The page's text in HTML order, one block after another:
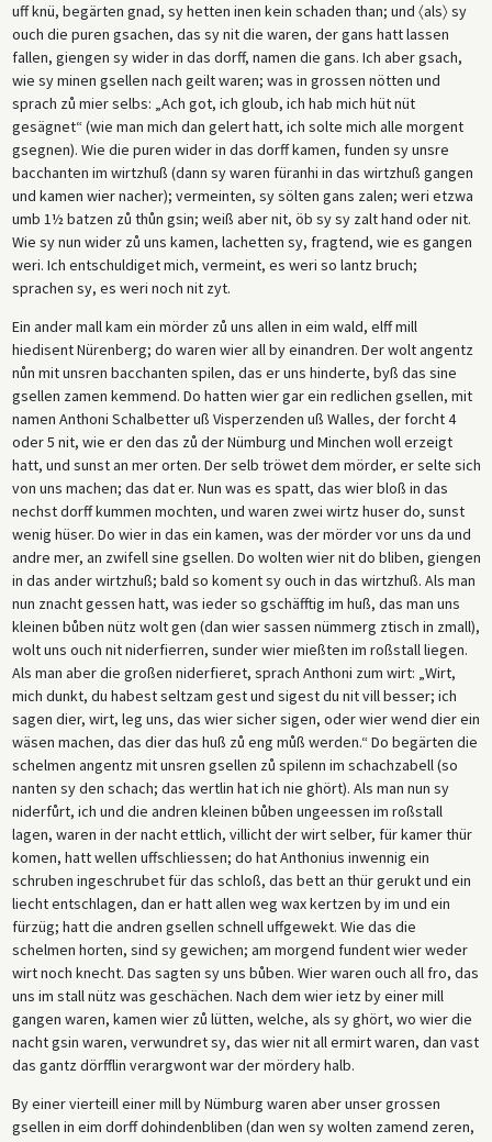
uff knü, begärten gnad, sy hetten inen kein schaden than; und 〈als〉 sy
ouch die puren gsachen, das sy nit die waren, der gans hatt lassen
fallen, giengen sy wider in das dorff, namen die gans. Ich aber gsach,
wie sy minen gsellen nach geilt waren; was in grossen nötten und
sprach zů mier selbs: „Ach got, ich gloub, ich hab mich hüt nüt
gesägnet“ (wie man mich dan gelert hatt, ich solte mich alle morgent
gsegnen). Wie die puren wider in das dorff kamen, funden sy unsre
bacchanten im wirtzhuß (dann sy waren füranhi in das wirtzhuß gangen
und kamen wier nacher); vermeinten, sy sölten gans zalen; weri etzwa
umb 1½ batzen zů thůn gsin; weiß aber nit, öb sy sy zalt hand oder nit.
Wie sy nun wider zů uns kamen, lachetten sy, fragtend, wie es gangen
weri. Ich entschuldiget mich, vermeint, es weri so lantz bruch;
sprachen sy, es weri noch nit zyt.
Ein ander mall kam ein mörder zů uns allen in eim wald, elff mill
hiedisent Nürenberg; do waren wier all by einandren. Der wolt angentz
nůn mit unsren bacchanten spilen, das er uns hinderte, byß das sine
gsellen zamen kemmend. Do hatten wier gar ein redlichen gsellen, mit
namen Anthoni Schalbetter uß Visperzenden uß Walles, der forcht 4
oder 5 nit, wie er den das zů der Nümburg und Minchen woll erzeigt
hatt, und sunst an mer orten. Der selb tröwet dem mörder, er selte sich
von uns machen; das dat er. Nun was es spatt, das wier bloß in das
nechst dorff kummen mochten, und waren zwei wirtz huser do, sunst
wenig hüser. Do wier in das ein kamen, was der mörder vor uns da und
andre mer, an zwifell sine gsellen. Do wolten wier nit do bliben, giengen
in das ander wirtzhuß; bald so koment sy ouch in das wirtzhuß. Als man
nun znacht gessen hatt, was ieder so gschäfftig im huß, das man uns
kleinen bůben nütz wolt gen (dan wier sassen nümmerg ztisch in zmall),
wolt uns ouch nit niderfierren, sunder wier mießten im roßstall liegen.
Als man aber die großen niderfieret, sprach Anthoni zum wirt: „Wirt,
mich dunkt, du habest seltzam gest und sigest du nit vill besser; ich
sagen dier, wirt, leg uns, das wier sicher sigen, oder wier wend dier ein
wäsen machen, das dier das huß zů eng můß werden.“ Do begärten die
schelmen angentz mit unsren gsellen zů spilenn im schachzabell (so
nanten sy den schach; das wertlin hat ich nie ghört). Als man nun sy
niderfůrt, ich und die andren kleinen bůben ungeessen im roßstall
lagen, waren in der nacht ettlich, villicht der wirt selber, für kamer thür
komen, hatt wellen uffschliessen; do hat Anthonius inwennig ein
schruben ingeschrubet für das schloß, das bett an thür gerukt und ein
liecht entschlagen, dan er hatt allen weg wax kertzen by im und ein
fürzüg; hatt die andren gsellen schnell uffgewekt. Wie das die
schelmen horten, sind sy gewichen; am morgend fundent wier weder
wirt noch knecht. Das sagten sy uns bůben. Wier waren ouch all fro, das
uns im stall nütz was geschächen. Nach dem wier ietz by einer mill
gangen waren, kamen wier zů lütten, welche, als sy ghört, wo wier die
nacht gsin waren, verwundret sy, das wier nit all ermirt waren, dan vast
das gantz dörfflin verargwont war der mördery halb.
By einer vierteill einer mill by Nümburg waren aber unser grossen
gsellen in eim dorff dohindenbliben (dan wen sy wolten zamend zeren,